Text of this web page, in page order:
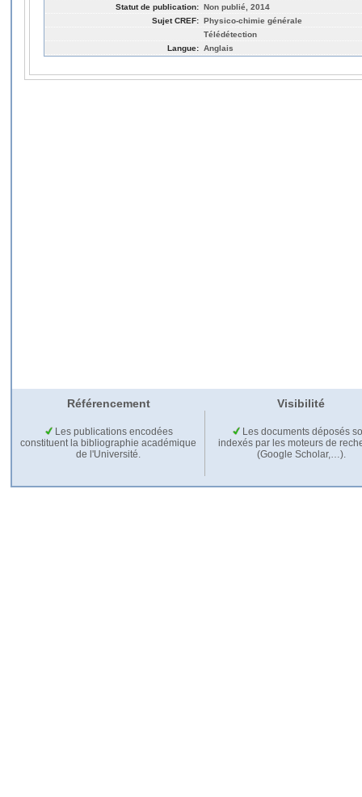
Statut de publication: Non publié, 2014
Sujet CREF: Physico-chimie générale
Télédétection
Langue: Anglais
Référencement Visibilité
Les publications encodées
constituent la bibliographie académique
de l'Université.
Les documents déposés
indexés par les moteurs de
(Google Scholar,…).